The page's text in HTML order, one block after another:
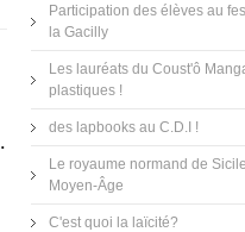
Participation des élèves au
la Gacilly
Les lauréats du Coust'ô
plastiques !
des lapbooks au C.D.I !
Le royaume normand de
Moyen-Âge
C'est quoi la laïcité?